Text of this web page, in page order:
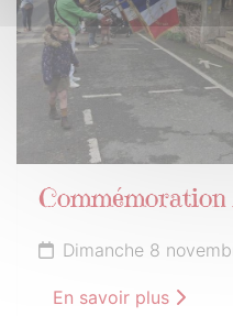
Dimanche 8
En savoir plus